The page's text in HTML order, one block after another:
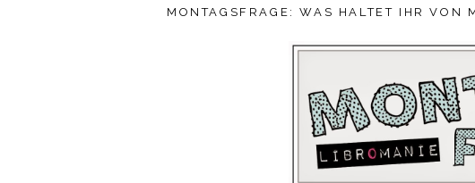
MONTAGSFRAGE: WAS HALTET IHR VON